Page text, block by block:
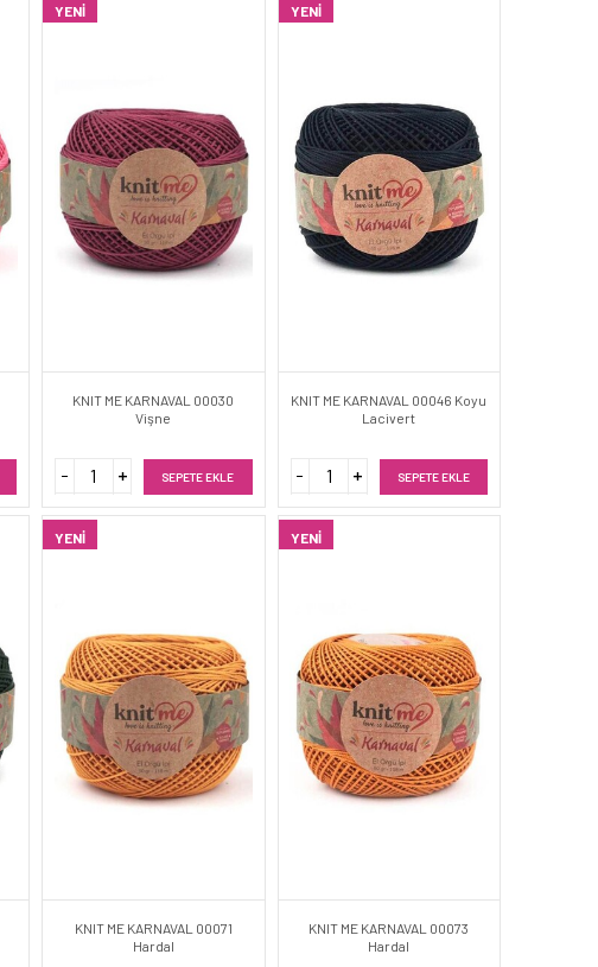
YENI
KNIT ME KARNAVAL 00030
Vişne
SEPETE EKLE
YENI
KNIT ME KARNAVAL 00046 Koyu
Lacivert
SEPETE EKLE
YENI
KNIT ME KARNAVAL 00071
Hardal
YENI
KNIT ME KARNAVAL 00073
Hardal